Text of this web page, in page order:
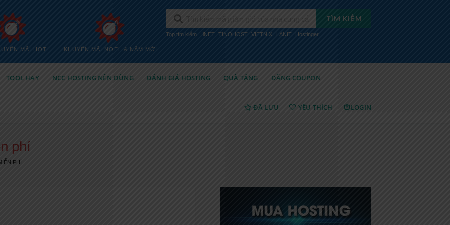
MÃI HOT KHUYẾN MÃI NOEL & NĂM MỚI
TÌM KIẾM
Top tìm kiếm iNET, TINOHOST VIETNIX LANIT Hostinger,...
TOOL HAY NCC HOSTING NÊN DÙNG ĐÁNH GIÁ HOSTING QUÀ TẶNG ĐĂNG COUPON
ĐÃ LƯU YÊU THÍCH LOGIN
phí
PHÍ